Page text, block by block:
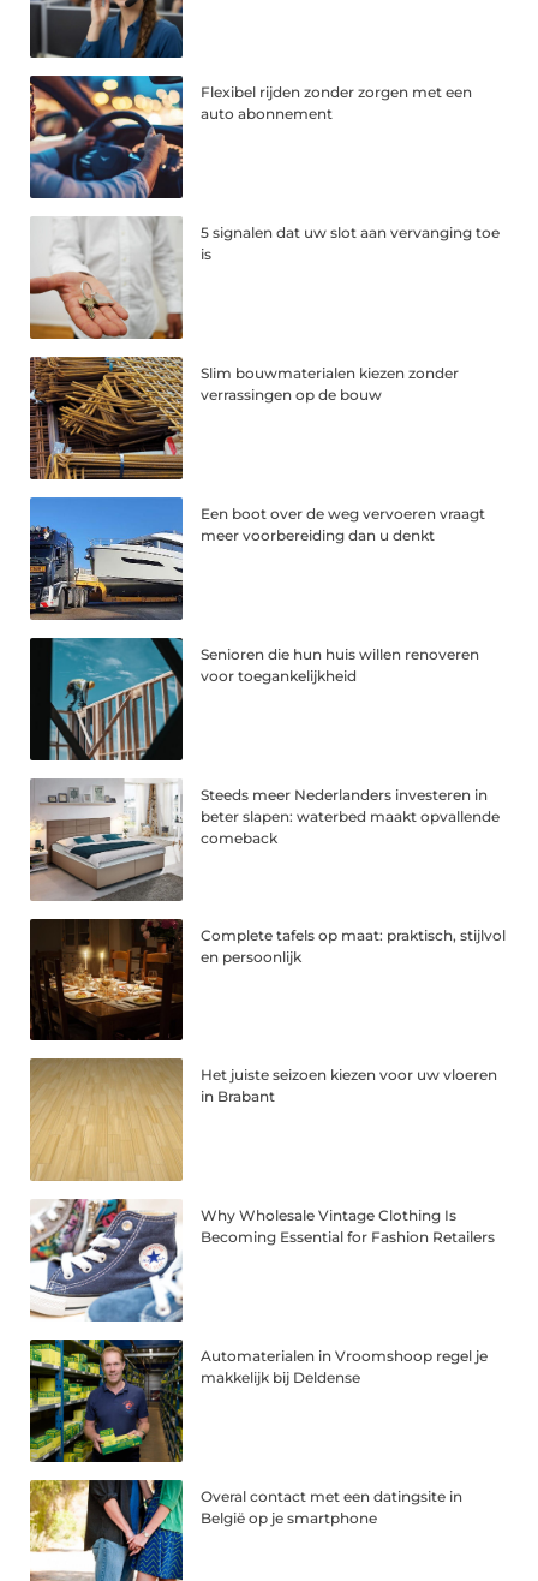
Flexibel rijden zonder zorgen met een
auto abonnement
5 signalen dat uw slot aan vervanging toe
is
Slim bouwmaterialen kiezen zonder
verrassingen op de bouw
Een boot over de weg vervoeren vraagt
meer voorbereiding dan u denkt
Senioren die hun huis willen renoveren
voor toegankelijkheid
Steeds meer Nederlanders investeren in
beter slapen: waterbed maakt opvallende
comeback
Complete tafels op maat: praktisch, stijlvol
en persoonlijk
Het juiste seizoen kiezen voor uw vloeren
in Brabant
Why Wholesale Vintage Clothing Is
Becoming Essential for Fashion Retailers
Automaterialen in Vroomshoop regel je
makkelijk bij Deldense
Overal contact met een datingsite in
België op je smartphone